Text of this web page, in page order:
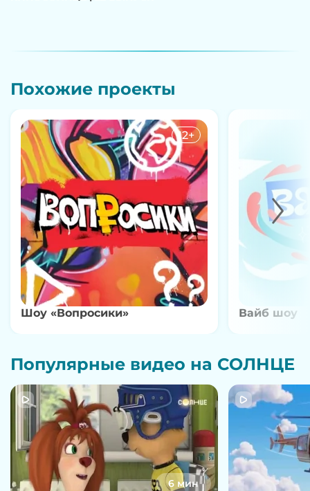
Похожие проекты
12+
Шоу «Вопросики» Вайб шоу
Популярные видео на СОЛНЦЕ
6 мин